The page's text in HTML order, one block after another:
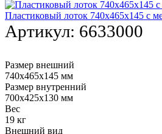
Пластиковый лоток 740х465х145 с
Артикул: 6633000
Размер внешний
740х465х145 мм
Размер внутренний
700х425х130 мм
Вес
19 кг
Внешний вид